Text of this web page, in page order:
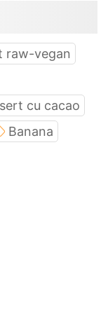
raw-vegan
cu cacao
Banana